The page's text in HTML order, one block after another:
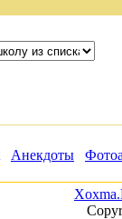
Анекдоты